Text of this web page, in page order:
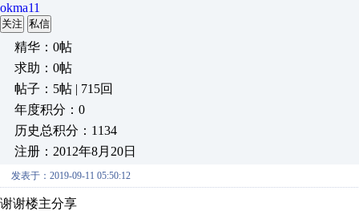
okma11
关注 私信
精华：0帖
求助：0帖
帖子：5帖 | 715回
年度积分：0
历史总积分：1134
注册：2012年8月20日
发表于：2019-09-11 05:50:12
谢谢楼主分享